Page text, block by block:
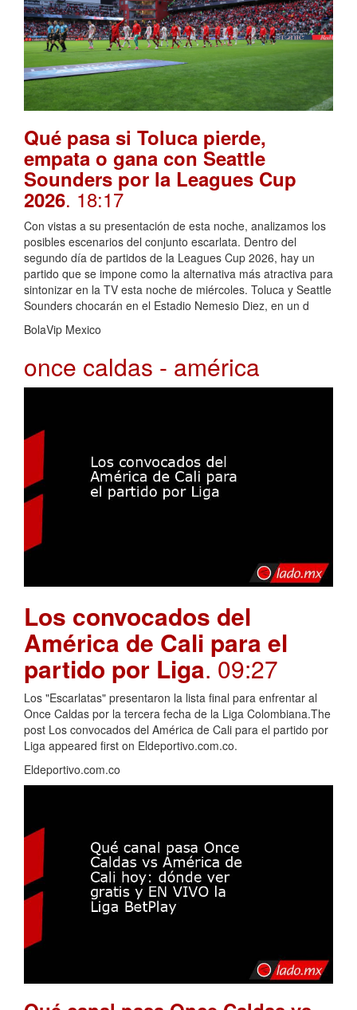
Qué pasa si Toluca pierde,
empata o gana con Seattle
Sounders por la Leagues Cup
2026. 18:17
Con vistas a su presentación de esta noche, analizamos los
posibles escenarios del conjunto escarlata. Dentro del
segundo día de partidos de la Leagues Cup 2026, hay un
partido que se impone como la alternativa más atractiva para
sintonizar en la TV esta noche de miércoles. Toluca y Seattle
Sounders chocarán en el Estadio Nemesio Diez, en un d
BolaVip Mexico
once caldas - américa
Los convocados del
América de Cali para el
partido por Liga. 09:27
Los "Escarlatas" presentaron la lista final para enfrentar al
Once Caldas por la tercera fecha de la Liga Colombiana.The
post Los convocados del América de Cali para el partido por
Liga appeared first on Eldeportivo.com.co.
Eldeportivo.com.co